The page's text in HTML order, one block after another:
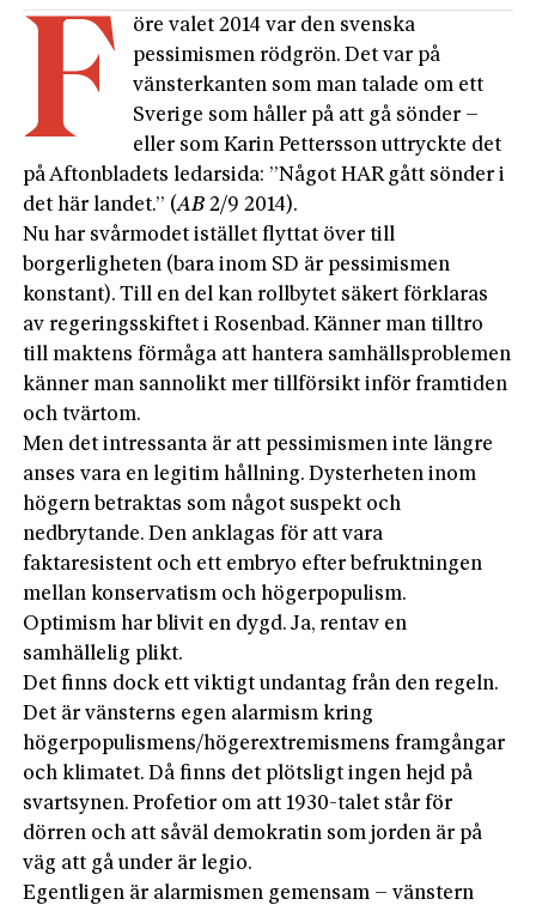
F
öre valet 2014 var den svenska
pessimismen rödgrön. Det var på
vänsterkanten som man talade om ett
Sverige som håller på att gå sönder –
eller som Karin Pettersson uttryckte det
på Aftonbladets ledarsida: ”Något HAR gått sönder i
det här landet.” (AB 2/9 2014).
Nu har svårmodet istället flyttat över till
borgerligheten (bara inom SD är pessimismen
konstant). Till en del kan rollbytet säkert förklaras
av regeringsskiftet i Rosenbad. Känner man tilltro
till maktens förmåga att hantera samhällsproblemen
känner man sannolikt mer tillförsikt inför framtiden
och tvärtom.
Men det intressanta är att pessimismen inte längre
anses vara en legitim hållning. Dysterheten inom
högern betraktas som något suspekt och
nedbrytande. Den anklagas för att vara
faktaresistent och ett embryo efter befruktningen
mellan konservatism och högerpopulism.
Optimism har blivit en dygd. Ja, rentav en
samhällelig plikt.
Det finns dock ett viktigt undantag från den regeln.
Det är vänsterns egen alarmism kring
högerpopulismens/högerextremismens framgångar
och klimatet. Då finns det plötsligt ingen hejd på
svartsynen. Profetior om att 1930-talet står för
dörren och att såväl demokratin som jorden är på
väg att gå under är legio.
Egentligen är alarmismen gemensam – vänstern